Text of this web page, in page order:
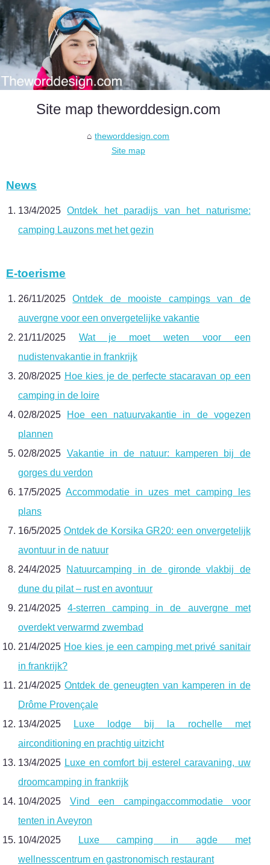
Site map theworddesign.com
theworddesign.com
Site map
News
13/4/2025Ontdek het paradijs van het naturisme:
camping Lauzons met het gezin
E-toerisme
26/11/2025Ontdek de mooiste campings van de
auvergne voor een onvergetelijke vakantie
21/11/2025 Wat je moet weten voor een
nudistenvakantie in frankrijk
20/8/2025 Hoe kies je de perfecte stacaravan op een
camping in de loire
02/8/2025
Hoe een natuurvakantie in de vogezen
plannen
02/8/2025 Vakantie in de natuur: kamperen bij de
gorges du verdon
17/5/2025Accommodatie in uzes met camping les
plans
16/5/2025 Ontdek de Korsika GR20: een onvergetelijk
avontuur in de natuur
24/4/2025 Natuurcamping in de gironde vlakbij de
dune du pilat – rust en avontuur
21/4/20254-sterren camping in de auvergne met
overdekt verwarmd zwembad
21/4/2025 Hoe kies je een camping met privé sanitair
in frankrijk?
21/4/2025 Ontdek de geneugten van kamperen in de
Drôme Provençale
13/4/2025
Luxe lodge bij la rochelle met
airconditioning en prachtig uitzicht
13/4/2025 Luxe en comfort bij esterel caravaning, uw
droomcamping in frankrijk
10/4/2025 Vind een campingaccommodatie voor
tenten in Aveyron
10/4/2025
Luxe camping in agde met
wellnesscentrum en gastronomisch restaurant